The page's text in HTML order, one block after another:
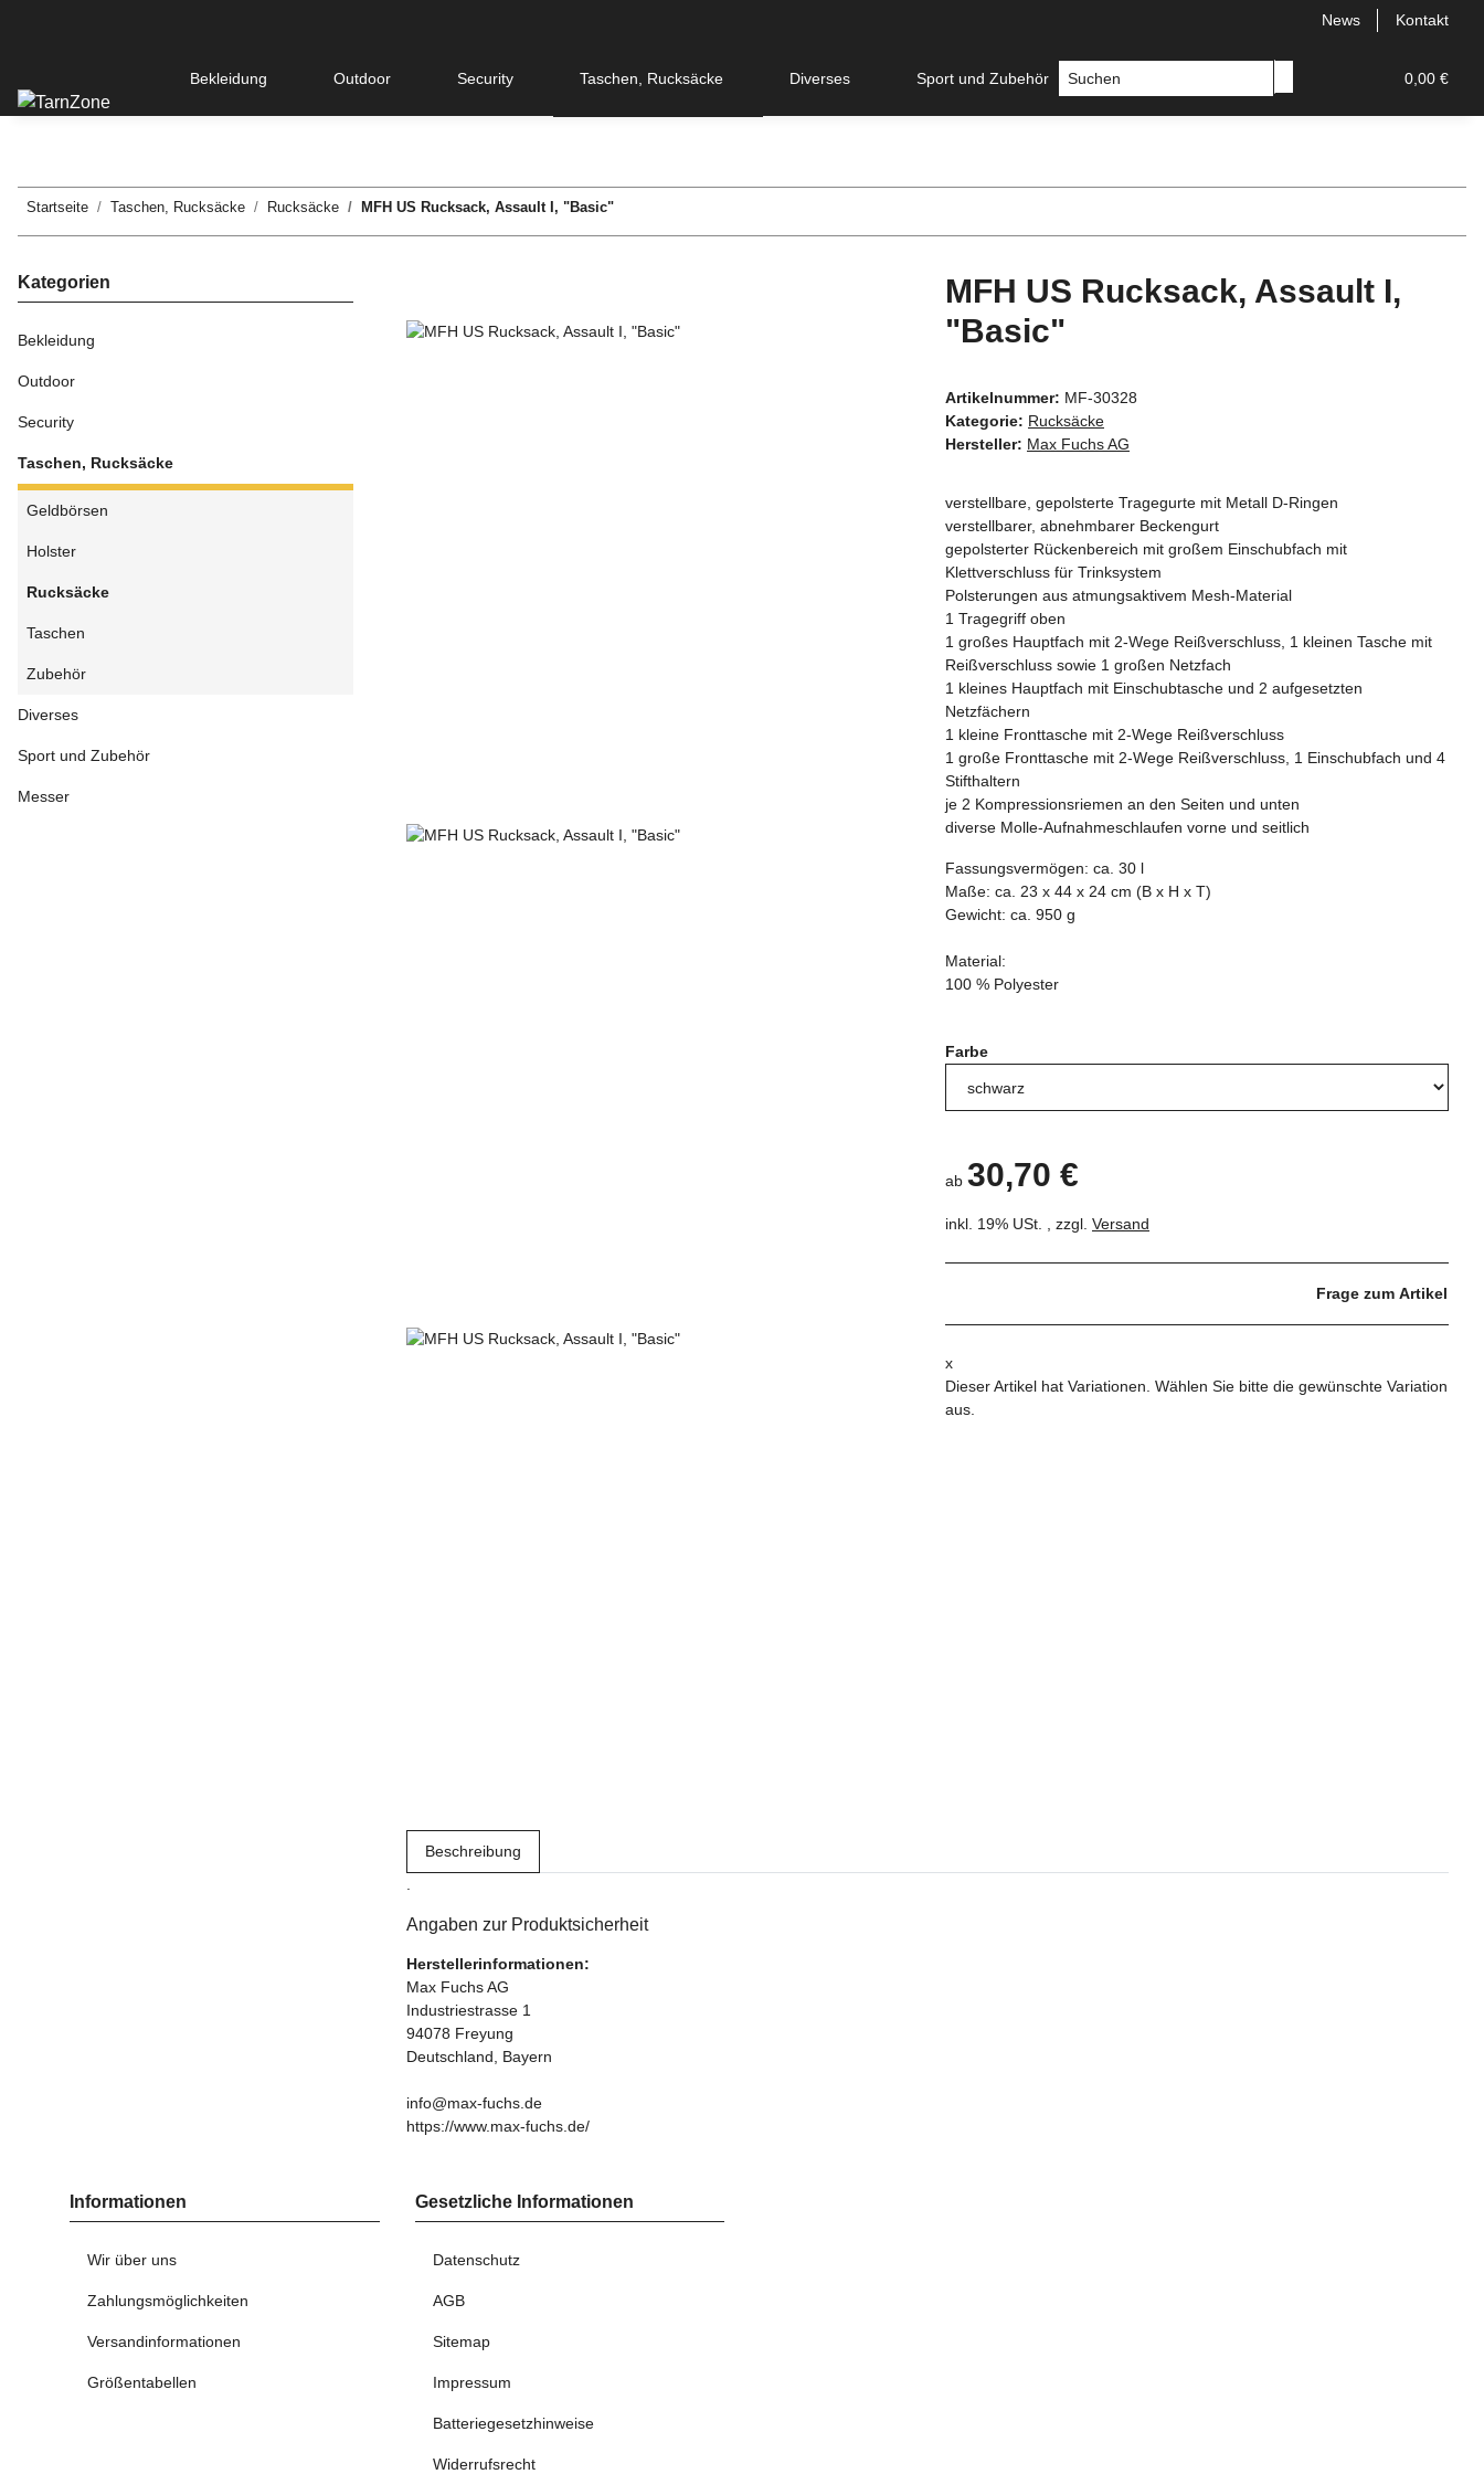
News Kontakt
0,00 €
Bekleidung Outdoor Security Taschen, Rucksäcke Diverses Sport und Zubehör Messer
Startseite Taschen, Rucksäcke Rucksäcke MFH US Rucksack, Assault I, "Basic"
MFH US Rucksack, Assault I,
"Basic"
Artikelnummer: MF-30328
Kategorie: Rucksäcke
Hersteller: Max Fuchs AG
verstellbare, gepolsterte Tragegurte mit Metall D-Ringen
verstellbarer, abnehmbarer Beckengurt
gepolsterter Rückenbereich mit großem Einschubfach mit
Klettverschluss für Trinksystem
Polsterungen aus atmungsaktivem Mesh-Material
1 Tragegriff oben
1 großes Hauptfach mit 2-Wege Reißverschluss, 1 kleinen Tasche mit
Reißverschluss sowie 1 großen Netzfach
1 kleines Hauptfach mit Einschubtasche und 2 aufgesetzten
Netzfächern
1 kleine Fronttasche mit 2-Wege Reißverschluss
1 große Fronttasche mit 2-Wege Reißverschluss, 1 Einschubfach und 4
Stifthaltern
je 2 Kompressionsriemen an den Seiten und unten
diverse Molle-Aufnahmeschlaufen vorne und seitlich
Fassungsvermögen: ca. 30 l
Maße: ca. 23 x 44 x 24 cm (B x H x T)
Gewicht: ca. 950 g
Material:
100 % Polyester
Farbe
ab 30,70 €
inkl. 19% USt. , zzgl. Versand
Frage zum Artikel
x
Dieser Artikel hat Variationen. Wählen Sie bitte die gewünschte Variation
aus.
Beschreibung
Angaben zur Produktsicherheit
Herstellerinformationen:
Max Fuchs AG
Industriestrasse 1
94078 Freyung
Deutschland, Bayern
info@max-fuchs.de
https://www.max-fuchs.de/
Kategorien
Bekleidung
Outdoor
Security
Taschen, Rucksäcke
Geldbörsen
Holster
Rucksäcke
Taschen
Zubehör
Diverses
Sport und Zubehör
Messer
Informationen
Wir über uns
Zahlungsmöglichkeiten
Versandinformationen
Größentabellen
Gesetzliche Informationen
Datenschutz
AGB
Sitemap
Impressum
Batteriegesetzhinweise
Widerrufsrecht